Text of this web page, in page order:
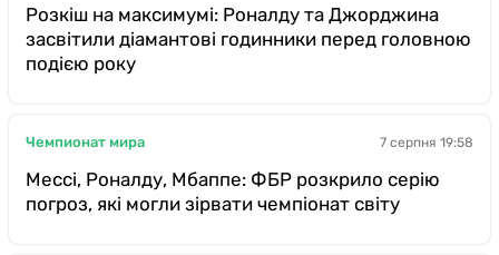
Розкіш на максимумі: Роналду та Джорджина
засвітили діамантові годинники перед головною
подією року
Чемпионат мира 7 серпня 19:58
Мессі, Роналду, Мбаппе: ФБР розкрило серію
погроз, які могли зірвати чемпіонат світу